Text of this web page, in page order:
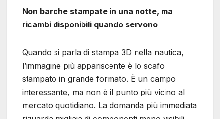
Non barche stampate in una notte, ma
ricambi disponibili quando servono
Quando si parla di stampa 3D nella nautica,
l’immagine più appariscente è lo scafo
stampato in grande formato. È un campo
interessante, ma non è il punto più vicino al
mercato quotidiano. La domanda più immediata